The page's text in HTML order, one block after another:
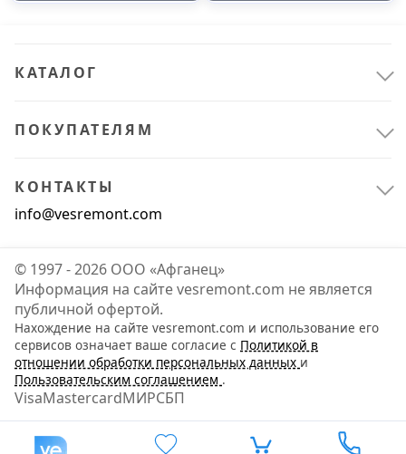
КАТАЛОГ
ПОКУПАТЕЛЯМ
КОНТАКТЫ
info@vesremont.com
© 1997 - 2026 ООО «Афганец»
Информация на сайте vesremont.com не является
публичной офертой.
Нахождение на сайте vesremont.com и использование его
сервисов означает ваше согласие с Политикой в
отношении обработки персональных данных и
Пользовательским соглашением .
VisaMastercardМИРСБП